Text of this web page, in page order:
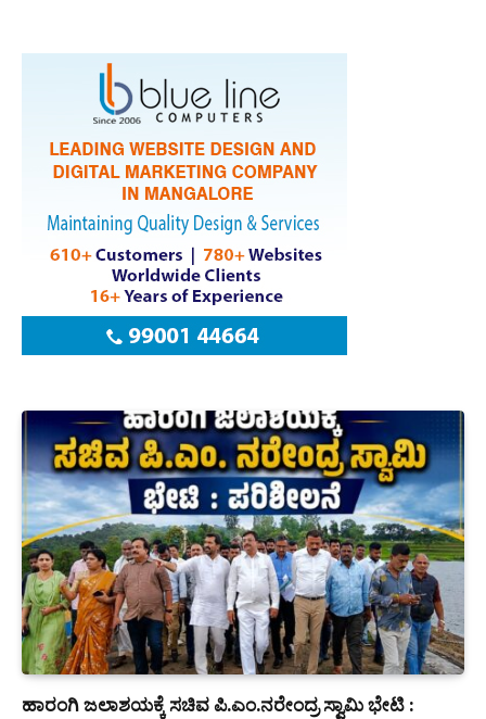
ಹಾರಂಗಿ ಜಲಾಶಯಕ್ಕೆ ಸಚಿವ ಪಿ.ಎಂ.ನರೇಂದ್ರ ಸ್ವಾಮಿ ಭೇಟಿ :